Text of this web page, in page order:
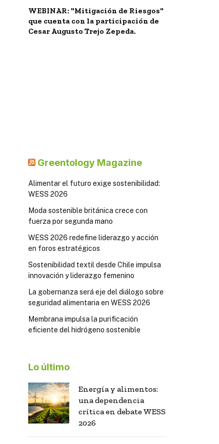
WEBINAR: "Mitigación de Riesgos"
que cuenta con la participación de
Cesar Augusto Trejo Zepeda.
Greentology Magazine
Alimentar el futuro exige sostenibilidad:
WESS 2026
Moda sostenible británica crece con
fuerza por segunda mano
WESS 2026 redefine liderazgo y acción
en foros estratégicos
Sostenibilidad textil desde Chile impulsa
innovación y liderazgo femenino
La gobernanza será eje del diálogo sobre
seguridad alimentaria en WESS 2026
Membrana impulsa la purificación
eficiente del hidrógeno sostenible
Lo último
Energía y alimentos:
una dependencia
crítica en debate WESS
2026